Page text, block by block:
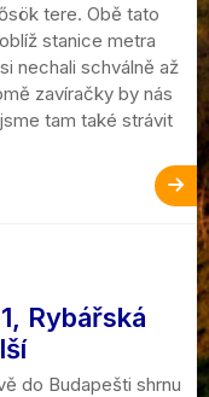
tere. Obě tato
stanice metra
nechali schválně až
zavíračky by nás
tam také strávit
Rybářská
do Budapešti shrnu